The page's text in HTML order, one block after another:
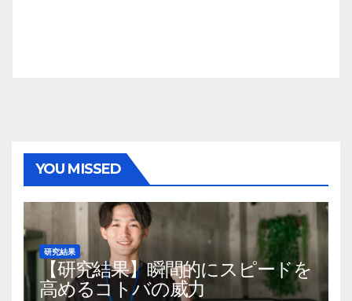
YOU MISSED
研究結果
【研究結果】瞬間的にスピードを
高めるコトバの威力